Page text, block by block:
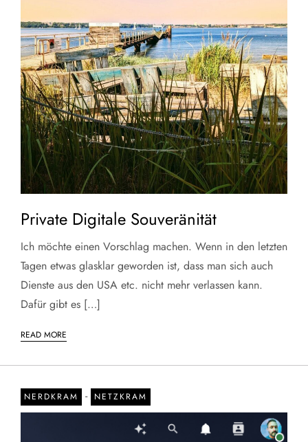
Private Digitale Souveränität
Ich möchte einen Vorschlag machen. Wenn in den letzten
Tagen etwas glasklar geworden ist, dass man sich auch
Dienste aus den USA etc. nicht mehr verlassen kann.
Dafür gibt es […]
READ MORE
NERDKRAM - NETZKRAM